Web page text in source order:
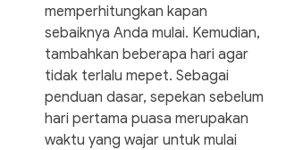
memperhitungkan kapan
sebaiknya Anda mulai. Kemudian,
tambahkan beberapa hari agar
tidak terlalu mepet. Sebagai
penduan dasar, sepekan sebelum
hari pertama puasa merupakan
waktu yang wajar untuk mulai